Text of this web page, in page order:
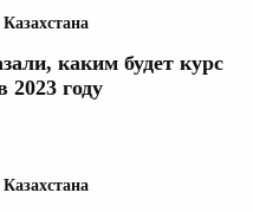
каким будет курс
2023 году